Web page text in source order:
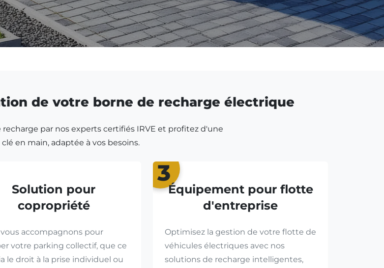
de votre borne de recharge électrique
par nos experts certifiés IRVE et profitez d'une
en main, adaptée à vos besoins.
Solution pour
copropriété
vous accompagnons pour
votre parking collectif, que ce
le droit à la prise individuel ou
3
Équipement pour flotte
d'entreprise
Optimisez la gestion de votre flotte de
véhicules électriques avec nos
solutions de recharge intelligentes,